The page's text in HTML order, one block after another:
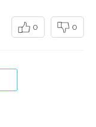
0 0